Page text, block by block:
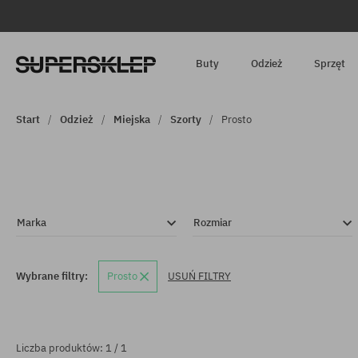
Buty Odzież Sprzęt
Start Odzież Miejska Szorty Prosto
Marka Rozmiar
Wybrane filtry: Prosto USUŃ FILTRY
Liczba produktów: 1 / 1